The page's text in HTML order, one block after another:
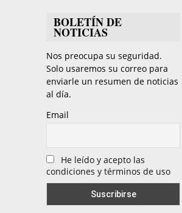
BOLETÍN DE
NOTICIAS
Nos preocupa su seguridad.
Solo usaremos su correo para
enviarle un resumen de noticias
al día.
Email
He leído y acepto las
condiciones y términos de uso